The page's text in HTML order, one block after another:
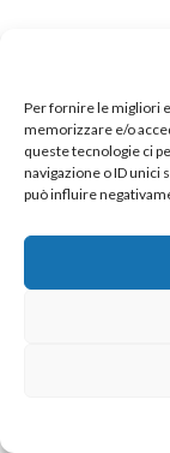
Per fornire le migliori
memorizzare e/o
queste tecnologie ci
navigazione o ID unici
può influire